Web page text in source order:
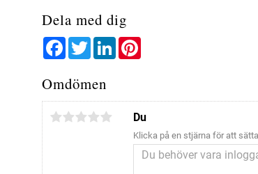
Dela med dig
FacebookTwitterLinkedIn
Omdömen
Du
Klicka på en stjärna för att